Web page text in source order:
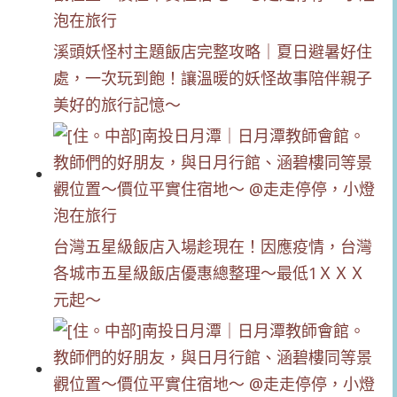
溪頭妖怪村主題飯店完整攻略｜夏日避暑好住
處，一次玩到飽！讓溫暖的妖怪故事陪伴親子
美好的旅行記憶～
台灣五星級飯店入場趁現在！因應疫情，台灣
各城市五星級飯店優惠總整理～最低1ＸＸＸ
元起～